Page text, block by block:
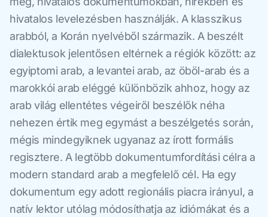
hivatalos levelezésben használják. A klasszikus
arabból, a Korán nyelvéből származik. A beszélt
dialektusok jelentősen eltérnek a régiók között: az
egyiptomi arab, a levantei arab, az öböl-arab és a
marokkói arab eléggé különbözik ahhoz, hogy az
arab világ ellentétes végeiről beszélők néha
nehezen értik meg egymást a beszélgetés során,
mégis mindegyiknek ugyanaz az írott formális
regisztere. A legtöbb dokumentumfordítási célra a
modern standard arab a megfelelő cél. Ha egy
dokumentum egy adott regionális piacra irányul, a
natív lektor utólag módosíthatja az idiómákat és a